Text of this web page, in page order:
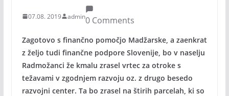
07.08. 2019 admin0 Comments
Zagotovo s finančno pomočjo Madžarske, a zaenkrat
z željo tudi finančne podpore Slovenije, bo v naselju
Radmožanci že kmalu zrasel vrtec za otroke s
težavami v zgodnjem razvoju oz. z drugo besedo
razvojni center. Ta bo zrasel na štirih parcelah, ki so